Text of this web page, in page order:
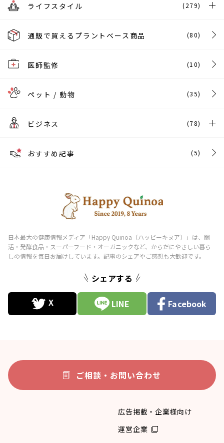
ライフスタイル (279)
通販で買えるプラントベース商品 (80)
医師監修 (10)
ペット / 動物 (35)
ビジネス (78)
おすすめ記事 (5)
シェアする
LINE Facebook
ご相談・お問い合わせ
広告掲載・企業様向け
運営企業